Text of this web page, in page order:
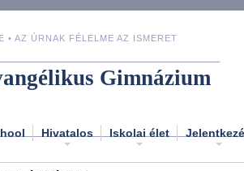
AZ ÚRNAK FÉLELME AZ ISMERET
Gimnázium
Hivatalos Iskolai élet